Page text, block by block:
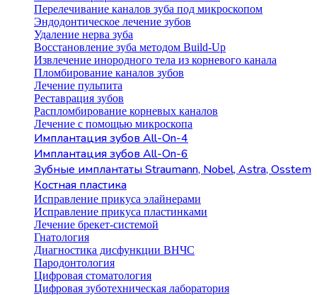
Перелечивание каналов зуба под микроскопом
Эндодонтическое лечение зубов
Удаление нерва зуба
Восстановление зуба методом Build-Up
Извлечение инородного тела из корневого канала
Пломбирование каналов зубов
Лечение пульпита
Реставрация зубов
Распломбирование корневых каналов
Лечение с помощью микроскопа
Имплантация зубов All-On-4
Имплантация зубов All-On-6
Зубные имплантаты Straumann, Nobel, Astra, Osstem
Костная пластика
Исправление прикуса элайнерами
Исправление прикуса пластинками
Лечение брекет-системой
Гнатология
Диагностика дисфункции ВНЧС
Пародонтология
Цифровая стоматология
Цифровая зуботехническая лаборатория